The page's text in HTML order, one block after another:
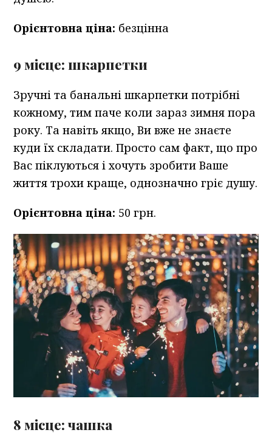
Орієнтовна ціна: безцінна
9 місце: шкарпетки
Зручні та банальні шкарпетки потрібні
кожному, тим паче коли зараз зимня пора
року. Та навіть якщо, Ви вже не знаєте
куди їх складати. Просто сам факт, що про
Вас піклуються і хочуть зробити Ваше
життя трохи краще, однозначно гріє душу.
Орієнтовна ціна: 50 грн.
8 місце: чашка